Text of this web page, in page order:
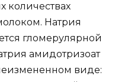
количествах
Натрия
гломерулярной
амидотризоат
виде: